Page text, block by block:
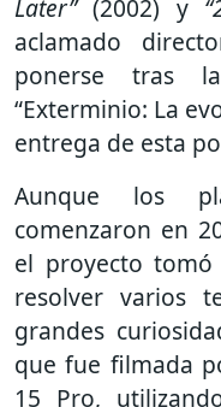
Later”(2002) y
aclamado
ponerse tras
“Exterminio: La
entrega de esta
Aunque los
comenzaron en
el proyecto
resolver varios
grandes
que fue filmada
15 Pro,